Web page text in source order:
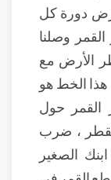
دورة كل
وصلنا
الأرض مع
الخط هو
حول
، ضرب
الصغير